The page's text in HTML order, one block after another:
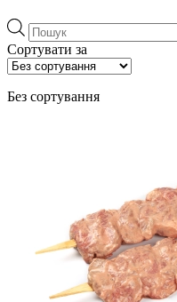
Пошук
товарів
Сортувати за
Без сортування